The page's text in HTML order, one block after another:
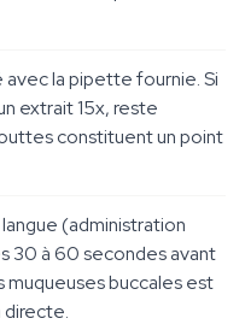
la pipette fournie. Si
extrait 15x, reste
constituent un point
(administration
30 à 60 secondes avant
muqueuses buccales est
directe.